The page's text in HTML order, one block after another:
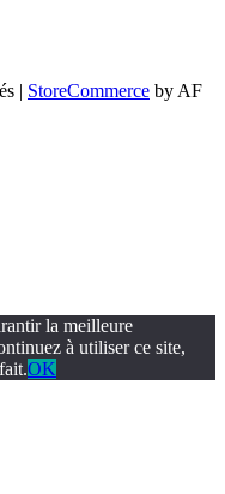
StoreCommerce by AF
la meilleure
à utiliser ce site,
OK